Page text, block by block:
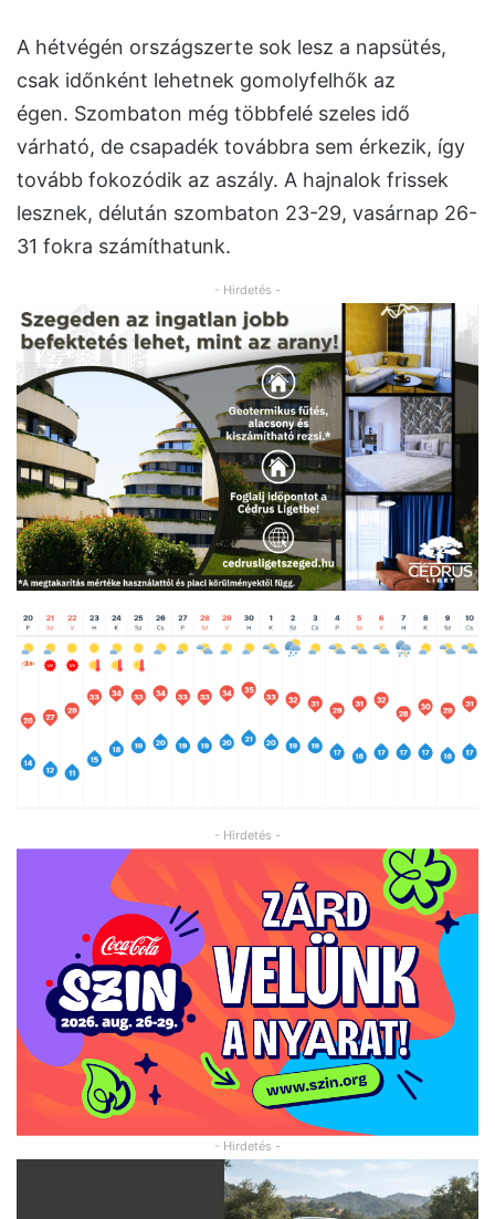
A hétvégén országszerte sok lesz a napsütés,
csak időnként lehetnek gomolyfelhők az
égen. Szombaton még többfelé szeles idő
várható, de csapadék továbbra sem érkezik, így
tovább fokozódik az aszály. A hajnalok frissek
lesznek, délután szombaton 23-29, vasárnap 26-
31 fokra számíthatunk.
- Hirdetés -
- Hirdetés -
- Hirdetés -